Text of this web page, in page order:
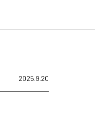
2025.9.20